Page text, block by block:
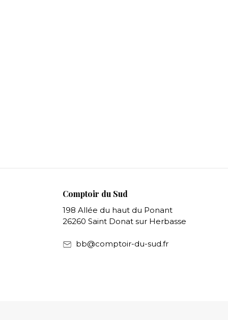
Comptoir du Sud
198 Allée du haut du Ponant
26260 Saint Donat sur Herbasse
bb@comptoir-du-sud.fr